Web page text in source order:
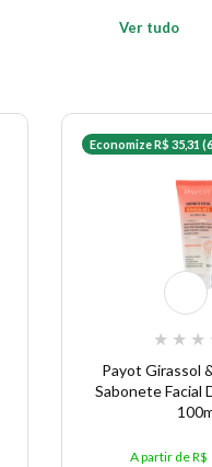
Ver tudo
Economize R$ 35,31
★ ★ ★
Payot Girassol
Sabonete Facial
A partir de R$